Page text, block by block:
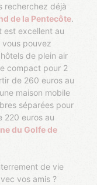
de la Pentecôte.
est excellent au
vous pouvez
de plein air
compact pour 2
de 260 euros au
maison mobile
séparées pour
220 euros au
du Golfe de
de vie
vos amis ?